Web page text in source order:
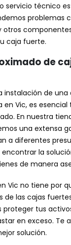
servicio técnico
problemas
otros
caja fuerte.
de
instalación de
en Vic, es esencial
En nuestra
una extensa
a diferentes
la
de manera
Vic no tiene por
de las cajas
proteger tus
en exceso. Te
solución.